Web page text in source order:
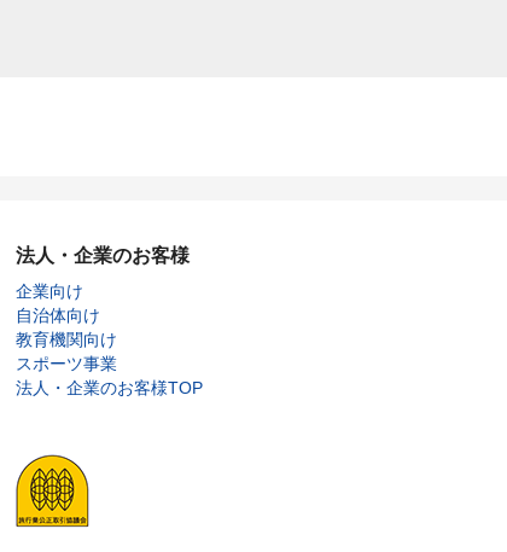
法人・企業のお客様
企業向け
自治体向け
教育機関向け
スポーツ事業
法人・企業のお客様TOP